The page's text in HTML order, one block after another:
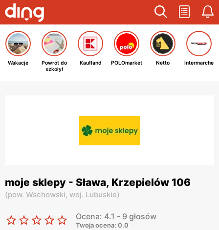
Wakacje
Powrót do
szkoły!
Kaufland POLOmarket Netto Intermarche
moje sklepy - Sława, Krzepielów 106
(pow. Wschowski, woj. Lubuskie)
Ocena: 4.1 - 9 głosów
Twoja ocena: 0.0